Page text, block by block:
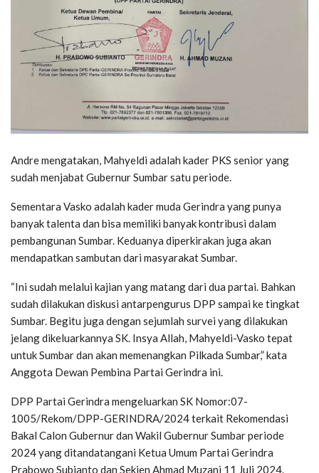
Andre mengatakan, Mahyeldi adalah kader PKS senior yang
sudah menjabat Gubernur Sumbar satu periode.
Sementara Vasko adalah kader muda Gerindra yang punya
banyak talenta dan bisa memiliki banyak kontribusi dalam
pembangunan Sumbar. Keduanya diperkirakan juga akan
mendapatkan sambutan dari masyarakat Sumbar.
“Ini sudah melalui kajian yang matang dari dua partai. Bahkan
sudah dilakukan diskusi antarpengurus DPP sampai ke tingkat
Sumbar. Begitu juga dengan sejumlah survei yang dilakukan
jelang dikeluarkannya SK. Insya Allah, Mahyeldi-Vasko tepat
untuk Sumbar dan akan memenangkan Pilkada Sumbar,” kata
Anggota Dewan Pembina Partai Gerindra ini.
DPP Partai Gerindra mengeluarkan SK Nomor:07-
1005/Rekom/DPP-GERINDRA/2024 terkait Rekomendasi
Bakal Calon Gubernur dan Wakil Gubernur Sumbar periode
2024 yang ditandatangani Ketua Umum Partai Gerindra
Prabowo Subianto dan Sekjen Ahmad Muzani 11 Juli 2024.